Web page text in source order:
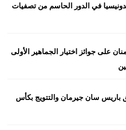
في الدور الحاسم من تصفيات
على جوائز اختيار الجماهير الأولى
سان جيرمان والتتويج بكأس